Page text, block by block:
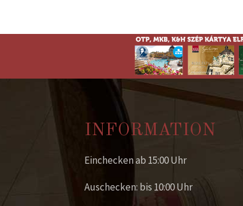
INFORMATION
Einchecken ab 15:00 Uhr
Auschecken: bis 10:00 Uhr